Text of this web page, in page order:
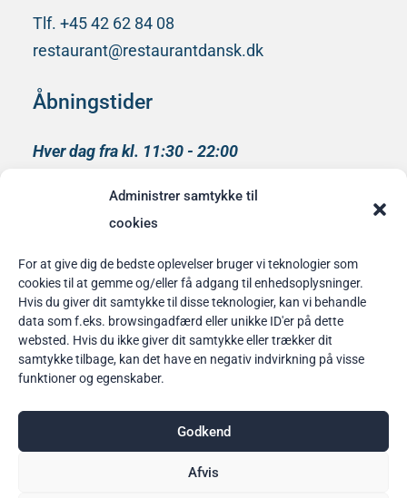
Administrer samtykke til
cookies
For at give dig de bedste oplevelser bruger vi teknologier som
cookies til at gemme og/eller få adgang til enhedsoplysninger.
Hvis du giver dit samtykke til disse teknologier, kan vi behandle
data som f.eks. browsingadfærd eller unikke ID'er på dette
websted. Hvis du ikke giver dit samtykke eller trækker dit
samtykke tilbage, kan det have en negativ indvirkning på visse
funktioner og egenskaber.
Godkend
Afvis
Tlf. +45 42 62 84 08
restaurant@restaurantdansk.dk
Åbningstider
Hver dag fra kl. 11:30 - 22:00
medlem af
Bordbestilling
her